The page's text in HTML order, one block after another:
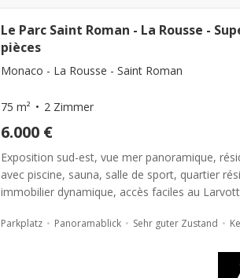
Le Parc Saint Roman - La Rousse -
pièces
Monaco - La Rousse - Saint Roman
75 m² 2 Zimmer
6.000 €
Exposition sud-est, vue mer panoramique,
avec piscine, sauna, salle de sport, quartier
immobilier dynamique, accès faciles au
Parkplatz Panoramablick Sehr guter Zustand